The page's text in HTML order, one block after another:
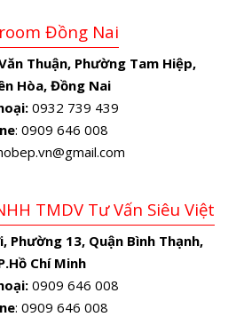
Đồng Nai
Thuận, Phường Tam Hiệp,
Hòa, Đồng Nai
0932 739 439
: 0909 646 008
TMDV Tư Vấn Siêu Việt
Phường 13, Quận Bình Thạnh,
Chí Minh
0909 646 008
: 0909 646 008